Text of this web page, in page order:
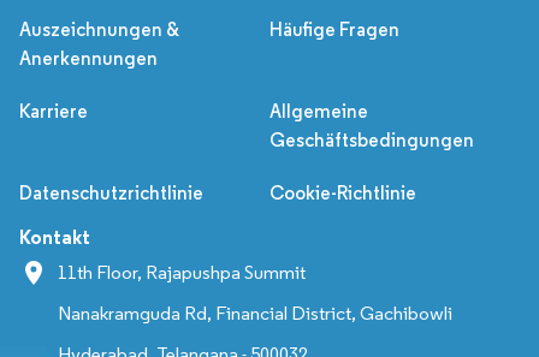
Auszeichnungen &
Anerkennungen
Häufige Fragen
Karriere
Allgemeine
Geschäftsbedingungen
Datenschutzrichtlinie Cookie-Richtlinie
Kontakt
11th Floor, Rajapushpa Summit
Nanakramguda Rd, Financial District, Gachibowli